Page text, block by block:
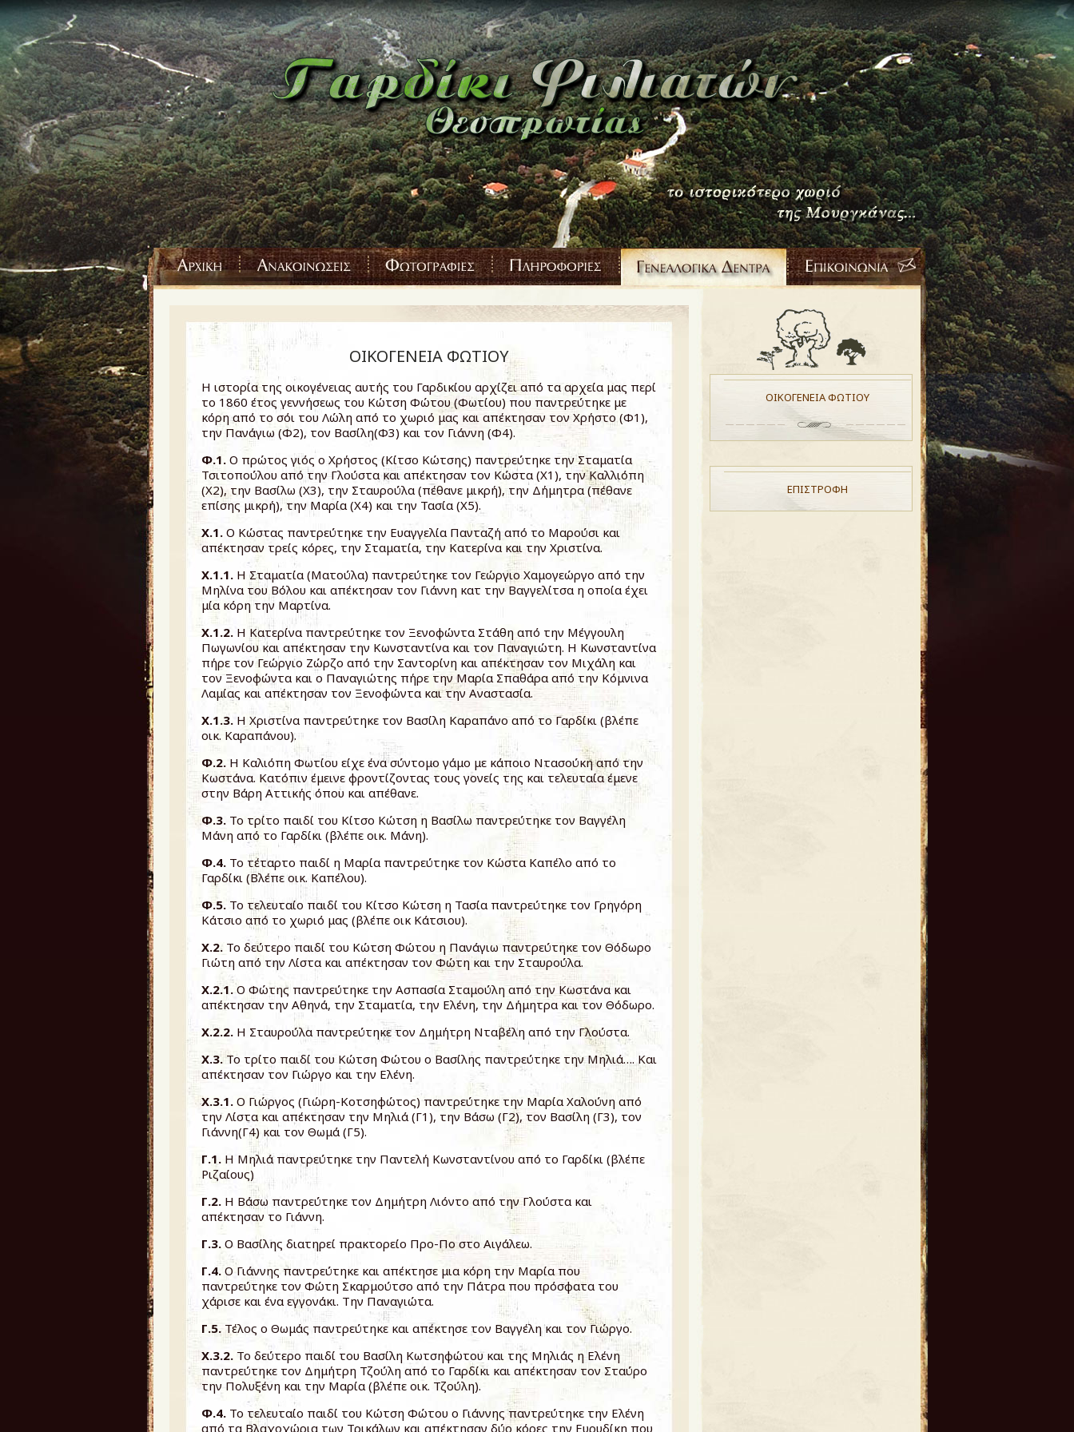
ΟΙΚΟΓΕΝΕΙΑ ΦΩΤΙΟΥ
Η ιστορία της οικογένειας αυτής του Γαρδικίου αρχίζει από τα αρχεία μας περί
το 1860 έτος γεννήσεως του Κώτση Φώτου (Φωτίου) που παντρεύτηκε με
κόρη από το σόι του Λώλη από το χωριό μας και απέκτησαν τον Χρήστο (Φ1),
την Πανάγιω (Φ2), τον Βασίλη(Φ3) και τον Γιάννη (Φ4).
Φ.1. Ο πρώτος γιός ο Χρήστος (Κίτσο Κώτσης) παντρεύτηκε την Σταματία
Τσιτοπούλου από την Γλούστα και απέκτησαν τον Κώστα (Χ1), την Καλλιόπη
(Χ2), την Βασίλω (Χ3), την Σταυρούλα (πέθανε μικρή), την Δήμητρα (πέθανε
επίσης μικρή), την Μαρία (Χ4) και την Τασία (Χ5).
Χ.1. Ο Κώστας παντρεύτηκε την Ευαγγελία Πανταζή από το Μαρούσι και
απέκτησαν τρείς κόρες, την Σταματία, την Κατερίνα και την Χριστίνα.
Χ.1.1. Η Σταματία (Ματούλα) παντρεύτηκε τον Γεώργιο Χαμογεώργο από την
Μηλίνα του Βόλου και απέκτησαν τον Γιάννη κατ την Βαγγελίτσα η οποία έχει
μία κόρη την Μαρτίνα.
Χ.1.2. Η Κατερίνα παντρεύτηκε τον Ξενοφώντα Στάθη από την Μέγγουλη
Πωγωνίου και απέκτησαν την Κωνσταντίνα και τον Παναγιώτη. Η Κωνσταντίνα
πήρε τον Γεώργιο Ζώρζο από την Σαντορίνη και απέκτησαν τον Μιχάλη και
τον Ξενοφώντα και ο Παναγιώτης πήρε την Μαρία Σπαθάρα από την Κόμνινα
Λαμίας και απέκτησαν τον Ξενοφώντα και την Αναστασία.
Χ.1.3. Η Χριστίνα παντρεύτηκε τον Βασίλη Καραπάνο από το Γαρδίκι (βλέπε
οικ. Καραπάνου).
Φ.2. Η Καλιόπη Φωτίου είχε ένα σύντομο γάμο με κάποιο Ντασούκη από την
Κωστάνα. Κατόπιν έμεινε φροντίζοντας τους γονείς της και τελευταία έμενε
στην Βάρη Αττικής όπου και απέθανε.
Φ.3. Το τρίτο παιδί του Κίτσο Κώτση η Βασίλω παντρεύτηκε τον Βαγγέλη
Μάνη από το Γαρδίκι (βλέπε οικ. Μάνη).
Φ.4. Το τέταρτο παιδί η Μαρία παντρεύτηκε τον Κώστα Καπέλο από το
Γαρδίκι (Βλέπε οικ. Καπέλου).
Φ.5. Το τελευταίο παιδί του Κίτσο Κώτση η Τασία παντρεύτηκε τον Γρηγόρη
Κάτσιο από το χωριό μας (βλέπε οικ Κάτσιου).
Χ.2. Το δεύτερο παιδί του Κώτση Φώτου η Πανάγιω παντρεύτηκε τον Θόδωρο
Γιώτη από την Λίστα και απέκτησαν τον Φώτη και την Σταυρούλα.
Χ.2.1.Ο Φώτης παντρεύτηκε την Ασπασία Σταμούλη από την Κωστάνα και
απέκτησαν την Αθηνά, την Σταματία, την Ελένη, την Δήμητρα και τον Θόδωρο.
Χ.2.2. Η Σταυρούλα παντρεύτηκε τον Δημήτρη Νταβέλη από την Γλούστα.
Χ.3. Το τρίτο παιδί του Κώτση Φώτου ο Βασίλης παντρεύτηκε την Μηλιά…. Και
απέκτησαν τον Γιώργο και την Ελένη.
Χ.3.1. Ο Γιώργος (Γιώρη-Κοτσηφώτος) παντρεύτηκε την Μαρία Χαλούνη από
την Λίστα και απέκτησαν την Μηλιά (Γ1), την Βάσω (Γ2), τον Βασίλη (Γ3), τον
Γιάννη(Γ4) και τον Θωμά (Γ5).
Γ.1. Η Μηλιά παντρεύτηκε την Παντελή Κωνσταντίνου από το Γαρδίκι (βλέπε
Ριζαίους)
Γ.2. Η Βάσω παντρεύτηκε τον Δημήτρη Λιόντο από την Γλούστα και
απέκτησαν το Γιάννη.
Γ.3. Ο Βασίλης διατηρεί πρακτορείο Προ-Πο στο Αιγάλεω.
Γ.4. Ο Γιάννης παντρεύτηκε και απέκτησε μια κόρη την Μαρία που
παντρεύτηκε τον Φώτη Σκαρμούτσο από την Πάτρα που πρόσφατα του
χάρισε και ένα εγγονάκι. Την Παναγιώτα.
Γ.5. Τέλος ο Θωμάς παντρεύτηκε και απέκτησε τον Βαγγέλη και τον Γιώργο.
Χ.3.2. Το δεύτερο παιδί του Βασίλη Κωτσηφώτου και της Μηλιάς η Ελένη
παντρεύτηκε τον Δημήτρη Τζούλη από το Γαρδίκι και απέκτησαν τον Σταύρο
την Πολυξένη και την Μαρία (βλέπε οικ. Τζούλη).
Φ.4. Το τελευταίο παιδί του Κώτση Φώτου ο Γιάννης παντρεύτηκε την Ελένη
από τα Βλαχοχώρια των Τρικάλων και απέκτησαν δύο κόρες την Ευρυδίκη που
ΟΙΚΟΓΕΝΕΙΑ ΦΩΤΙΟΥ
ΕΠΙΣΤΡΟΦΗ